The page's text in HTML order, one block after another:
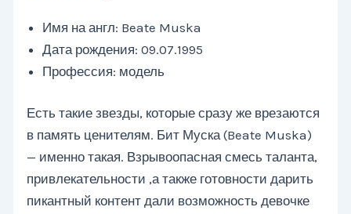
Имя на англ: Beate Muska
Дата рождения: 09.07.1995
Профессия: модель
Есть такие звезды, которые сразу же врезаются
в память ценителям. Бит Муска (Beate Muska)
— именно такая. Взрывоопасная смесь таланта,
привлекательности ,а также готовности дарить
пикантный контент дали возможность девочке